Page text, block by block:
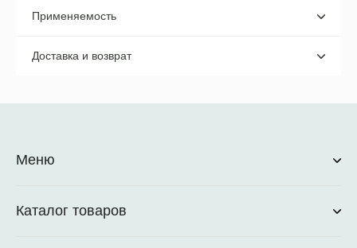
Применяемость
Доставка и возврат
Меню
Каталог товаров